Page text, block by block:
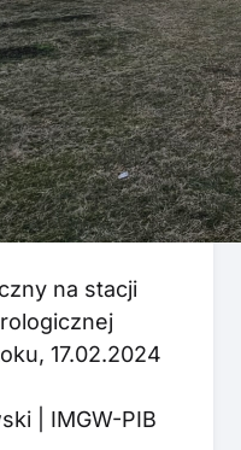
na stacji
17.02.2024
| IMGW-PIB